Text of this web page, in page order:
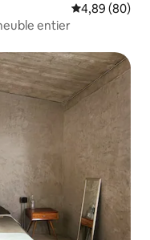
Note
4,89 (80)
entier